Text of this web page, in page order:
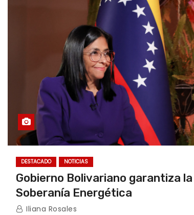
DESTACADO NOTICIAS
Gobierno Bolivariano garantiza la
Soberanía Energética
Iliana Rosales